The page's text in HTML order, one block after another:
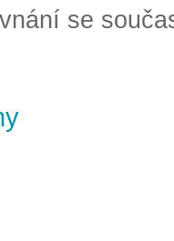
se